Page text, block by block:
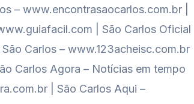
– www.encontrasaocarlos.com.br |
| São Carlos Oficial
Carlos – www.123acheisc.com.br
Carlos Agora – Notícias em tempo
| São Carlos Aqui –